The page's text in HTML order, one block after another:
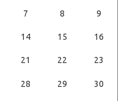
7 8 9
14 15 16
21 22 23
28 29 30